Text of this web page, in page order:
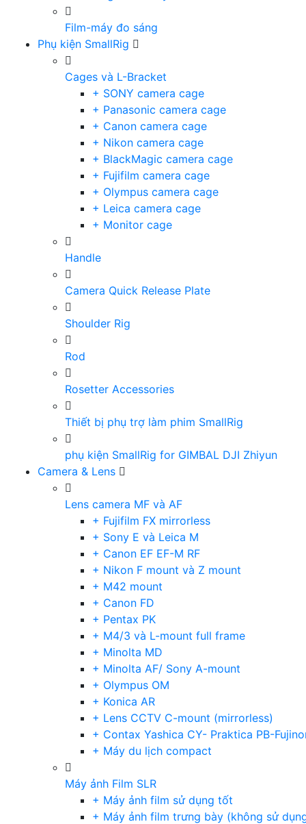
Film-máy đo sáng
Phụ kiện SmallRig
Cages và L-Bracket
+ SONY camera cage
+ Panasonic camera cage
+ Canon camera cage
+ Nikon camera cage
+ BlackMagic camera cage
+ Fujifilm camera cage
+ Olympus camera cage
+ Leica camera cage
+ Monitor cage
Handle
Camera Quick Release Plate
Shoulder Rig
Rod
Rosetter Accessories
Thiết bị phụ trợ làm phim SmallRig
phụ kiện SmallRig for GIMBAL DJI Zhiyun
Camera & Lens
Lens camera MF và AF
+ Fujifilm FX mirrorless
+ Sony E và Leica M
+ Canon EF EF-M RF
+ Nikon F mount và Z mount
+ M42 mount
+ Canon FD
+ Pentax PK
+ M4/3 và L-mount full frame
+ Minolta MD
+ Minolta AF/ Sony A-mount
+ Olympus OM
+ Konica AR
+ Lens CCTV C-mount (mirrorless)
+ Contax Yashica CY- Praktica PB-
+ Máy du lịch compact
Máy ảnh Film SLR
+ Máy ảnh film sử dụng tốt
+ Máy ảnh film trưng bày (không sử